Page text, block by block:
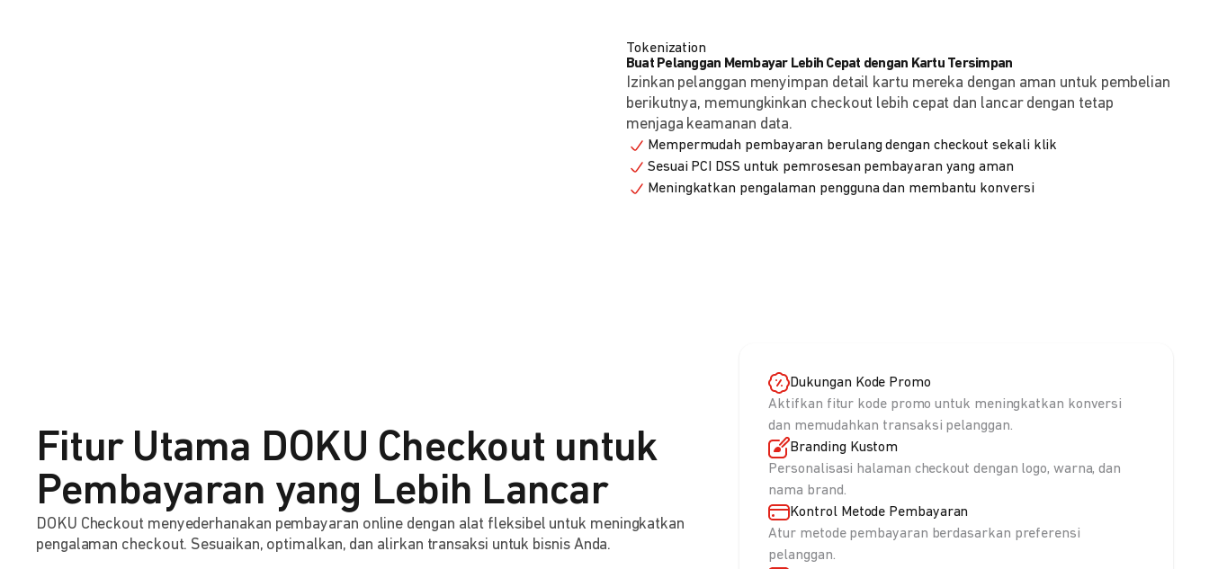
Tokenization
Buat Pelanggan Membayar Lebih Cepat dengan Kartu Tersimpan
Izinkan pelanggan menyimpan detail kartu mereka dengan aman untuk pembelian
berikutnya, memungkinkan checkout lebih cepat dan lancar dengan tetap
menjaga keamanan data.
Mempermudah pembayaran berulang dengan checkout sekali klik
Sesuai PCI DSS untuk pemrosesan pembayaran yang aman
Meningkatkan pengalaman pengguna dan membantu konversi
Fitur Utama DOKU Checkout untuk
Pembayaran yang Lebih Lancar
DOKU Checkout menyederhanakan pembayaran online dengan alat fleksibel untuk meningkatkan
pengalaman checkout. Sesuaikan, optimalkan, dan alirkan transaksi untuk bisnis Anda.
Dukungan Kode Promo
Aktifkan fitur kode promo untuk meningkatkan konversi
dan memudahkan transaksi pelanggan.
Branding Kustom
Personalisasi halaman checkout dengan logo, warna, dan
nama brand.
Kontrol Metode Pembayaran
Atur metode pembayaran berdasarkan preferensi
pelanggan.